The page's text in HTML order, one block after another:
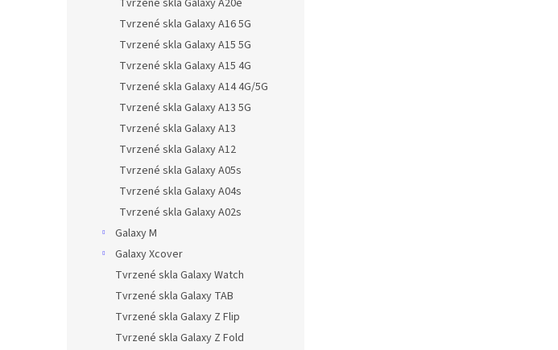
Tvrzené skla Galaxy A20e
Tvrzené skla Galaxy A16 5G
Tvrzené skla Galaxy A15 5G
Tvrzené skla Galaxy A15 4G
Tvrzené skla Galaxy A14 4G/5G
Tvrzené skla Galaxy A13 5G
Tvrzené skla Galaxy A13
Tvrzené skla Galaxy A12
Tvrzené skla Galaxy A05s
Tvrzené skla Galaxy A04s
Tvrzené skla Galaxy A02s
Galaxy M
Galaxy Xcover
Tvrzené skla Galaxy Watch
Tvrzené skla Galaxy TAB
Tvrzené skla Galaxy Z Flip
Tvrzené skla Galaxy Z Fold